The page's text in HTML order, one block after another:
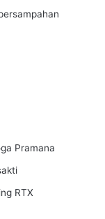
Pramana
RTX